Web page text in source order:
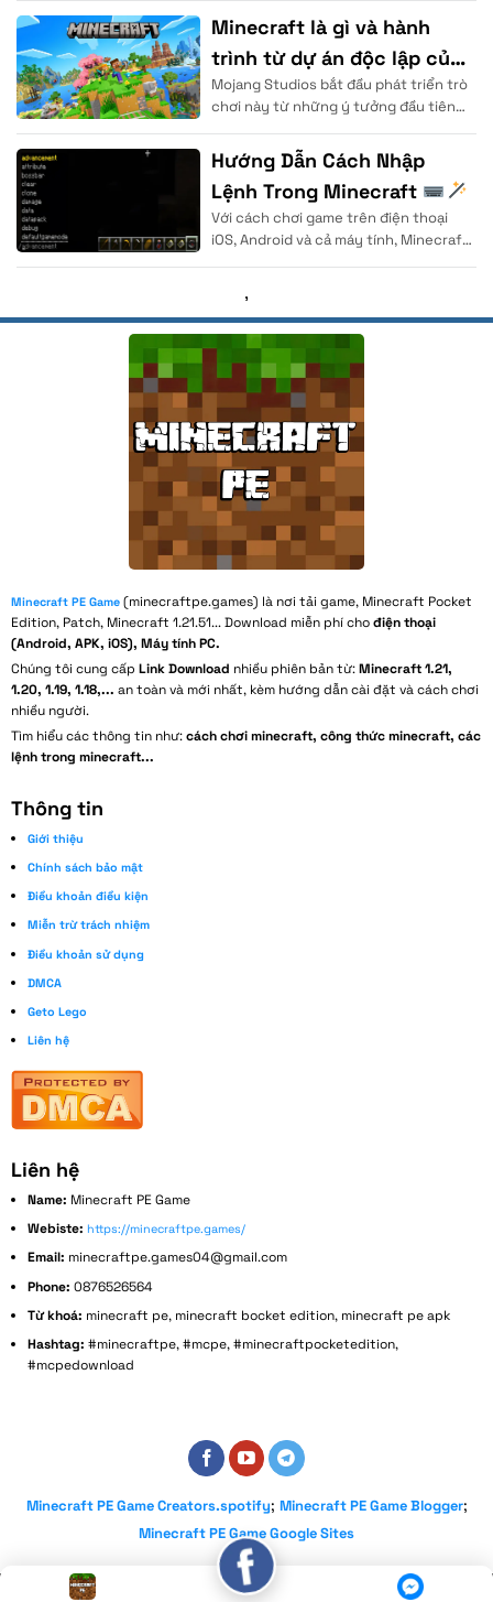
giới. Mojang Studios đã chứng minh
Minecraft là gì và hành
trình từ dự án độc lập của
Notch
Mojang Studios bắt đầu phát triển trò
chơi này từ những ý tưởng đầu tiên
nước Thụy Điển.
Hướng Dẫn Cách Nhập
Lệnh Trong Minecraft
| Cho Người Mới
Với cách chơi game trên điện thoại
iOS, Android và cả máy tính, Minecraft
,
Minecraft PE Game(minecraftpe.games) là nơi tải game, Minecraft Pocket
Edition, Patch, Minecraft 1.21.51... Download miễn phí chođiện thoại
(Android, APK, iOS), Máy tính PC.
Chúng tôi cung cấp Link Download nhiều phiên bản từ:Minecraft 1.21,
1.20, 1.19, 1.18,... an toàn và mới nhất, kèm hướng dẫn cài đặt và cách chơi
nhiều người.
Tìm hiểu các thông tin như:cách chơi minecraft, công thức minecraft, các
lệnh trong minecraft...
Thông tin
Giới thiệu
Chính sách bảo mật
Điều khoản điều kiện
Miễn trừ trách nhiệm
Điều khoản sử dụng
DMCA
Geto Lego
Liên hệ
Liên hệ
Name: Minecraft PE Game
Webiste:https://minecraftpe.games/
Email: minecraftpe.games04@gmail.com
Phone:0876526564
Từ khoá: minecraft pe, minecraft bocket edition, minecraft pe apk
Hashtag: #minecraftpe, #mcpe, #minecraftpocketedition,
#mcpedownload
Minecraft PE Game Creators.spotify; Minecraft PE Game Blogger;
Minecraft PE Game Google Sites
Copyright 2026 ©minecraftpe.games